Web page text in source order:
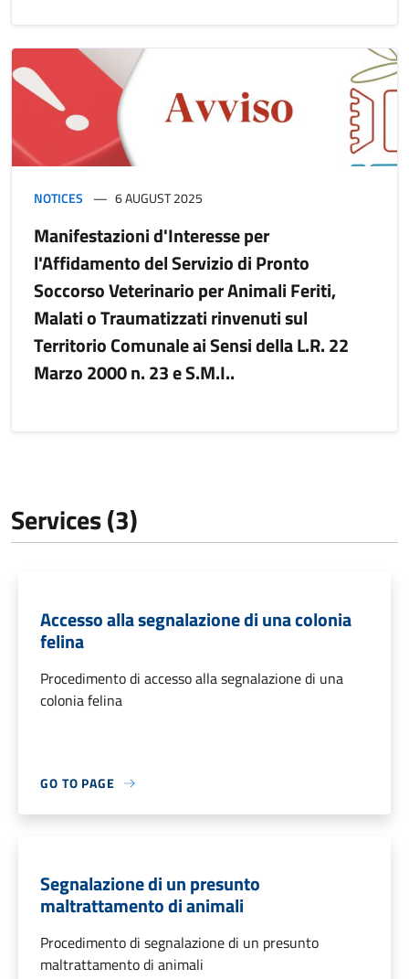
NOTICES 6 AUGUST 2025
Manifestazioni d'Interesse per
l'Affidamento del Servizio di Pronto
Soccorso Veterinario per Animali Feriti,
Malati o Traumatizzati rinvenuti sul
Territorio Comunale ai Sensi della L.R. 22
Marzo 2000 n. 23 e S.M.I..
Services (3)
Accesso alla segnalazione di una colonia
felina
Procedimento di accesso alla segnalazione di una
colonia felina
GO TO PAGE
Segnalazione di un presunto
maltrattamento di animali
Procedimento di segnalazione di un presunto
maltrattamento di animali